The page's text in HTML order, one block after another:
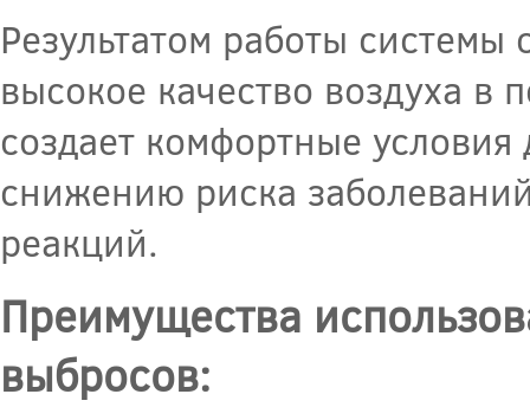
Результатом работы
высокое качество воздуха
создает комфортные
снижению риска
реакций.
Преимущества
выбросов: